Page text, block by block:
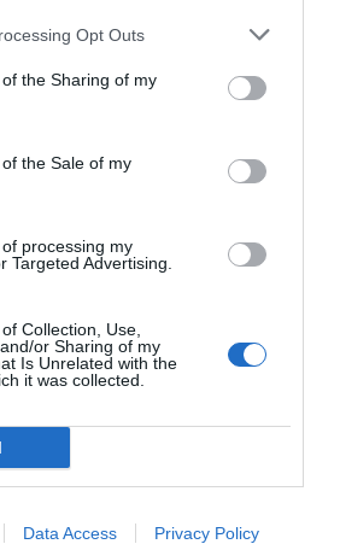
Opt Outs
the Sharing of my
the Sale of my
processing my
Targeted Advertising.
Collection, Use,
or Sharing of my
Is Unrelated with the
it was collected.
Data Access Privacy Policy
caso Koldo, ante el
incautado por la UCO